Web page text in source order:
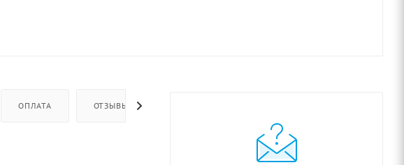
ОПЛАТА ОТЗЫВЫ